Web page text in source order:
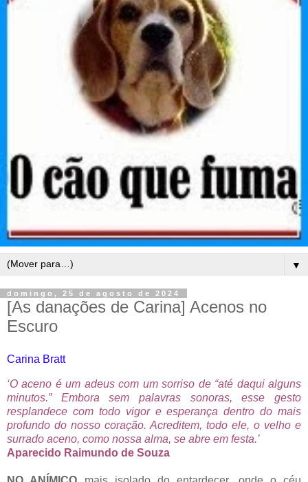
▼
domingo, 25 de agosto de 2024
[As danações de Carina] Acenos no
Escuro
Carina Bratt
‘O aceno é um adeus com um sorriso de “até daqui alguns
minutos.” Embora sem palavras sonoras, esse gesto
resplandece com todo vigor e esperança dentro do mais
profundo do nosso coração. Acreditem, todo ele, o velho e
surrado aceno, como nossa alma, se abre em festa.’
Aparecido Raimundo de Souza